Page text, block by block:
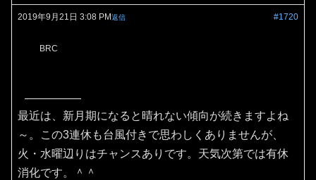
2019年9月21日 3:08 PM #1720
返信
BRC
最近は、新月期になると晴れない傾向が続きますよね
～。この3連休も台風付きで思わしくありませんが、
火・水曜辺りはチャンスありです。天気次第では有休
消化です。＾＾